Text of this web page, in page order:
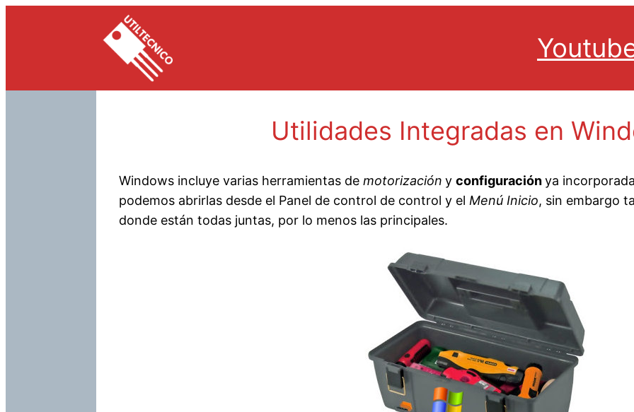
Utilidades Integradas en
Windows incluye varias herramientas de motorización y configuraciónya
podemos abrirlas desde el Panel de control de control y el Menú Inicio, sin embargo
donde están todas juntas, por lo menos las principales.